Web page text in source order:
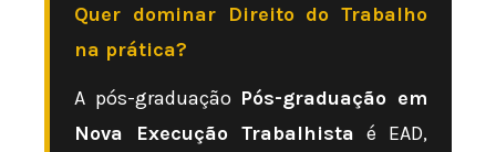
Quer dominar Direito do Trabalho
na prática?
A pós-graduação Pós-graduação em
Nova Execução Trabalhista é EAD,